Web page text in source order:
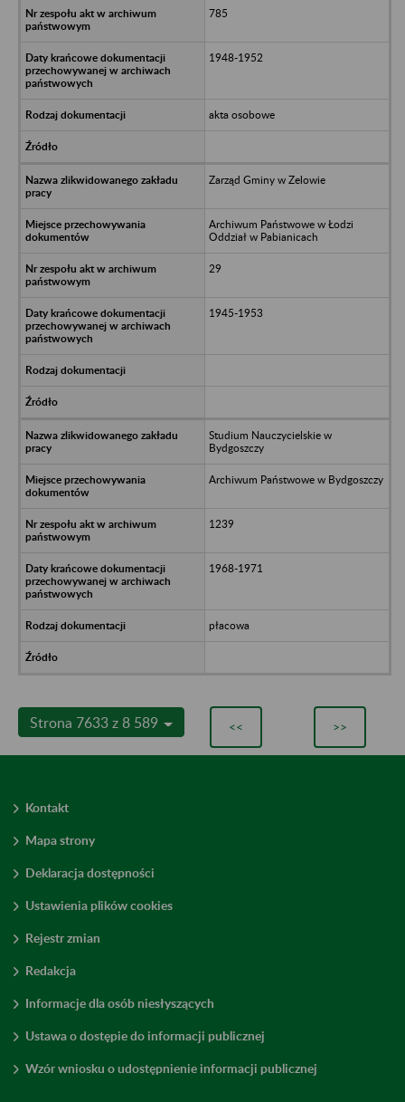
785
1948-1952
akta osobowe
Zarząd Gminy w Zelowie
Archiwum Państwowe w Łodzi
Oddział w Pabianicach
29
1945-1953
Studium Nauczycielskie w
Bydgoszczy
Archiwum Państwowe w Bydgoszczy
1239
1968-1971
płacowa
Strona 7633 z 8 589 << >>
Kontakt
Mapa strony
Deklaracja dostępności
Ustawienia plików cookies
Rejestr zmian
Redakcja
Informacje dla osób niesłyszących
Ustawa o dostępie do informacji publicznej
Wzór wniosku o udostępnienie informacji publicznej